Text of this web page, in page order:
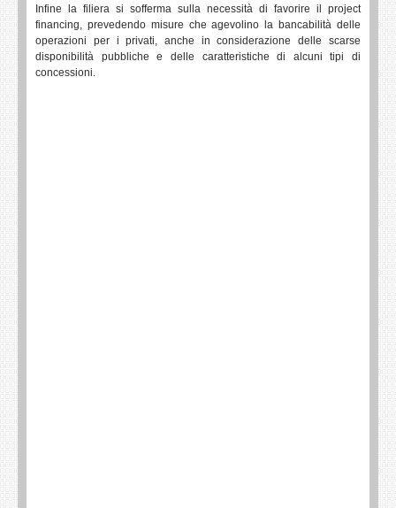
Infine la filiera si sofferma sulla necessità di favorire il project
financing, prevedendo misure che agevolino la bancabilità delle
operazioni per i privati, anche in considerazione delle scarse
disponibilità pubbliche e delle caratteristiche di alcuni tipi di
concessioni.